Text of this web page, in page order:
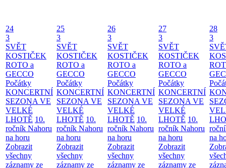
24
3
SVĚT
KOSTIČEK
ROTO a
GECCO
Počátky
KONCERTNÍ
SEZONA VE
VELKÉ
LHOTĚ 10.
ročník Nahoru
na horu
Zobrazit
všechny
záznamy ze
25
3
SVĚT
KOSTIČEK
ROTO a
GECCO
Počátky
KONCERTNÍ
SEZONA VE
VELKÉ
LHOTĚ 10.
ročník Nahoru
na horu
Zobrazit
všechny
záznamy ze
26
3
SVĚT
KOSTIČEK
ROTO a
GECCO
Počátky
KONCERTNÍ
SEZONA VE
VELKÉ
LHOTĚ 10.
ročník Nahoru
na horu
Zobrazit
všechny
záznamy ze
27
3
SVĚT
KOSTIČEK
ROTO a
GECCO
Počátky
KONCERTNÍ
SEZONA VE
VELKÉ
LHOTĚ 10.
ročník Nahoru
na horu
Zobrazit
všechny
záznamy ze
28
3
na